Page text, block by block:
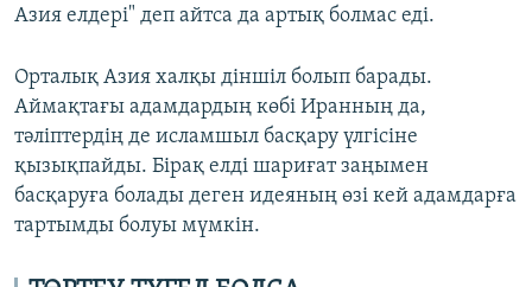
Азия елдері" деп айтса да артық болмас еді.
Орталық Азия халқы діншіл болып барады.
Аймақтағы адамдардың көбі Иранның да,
тәліптердің де исламшыл басқару үлгісіне
қызықпайды. Бірақ елді шариғат заңымен
басқаруға болады деген идеяның өзі кей адамдарға
тартымды болуы мүмкін.